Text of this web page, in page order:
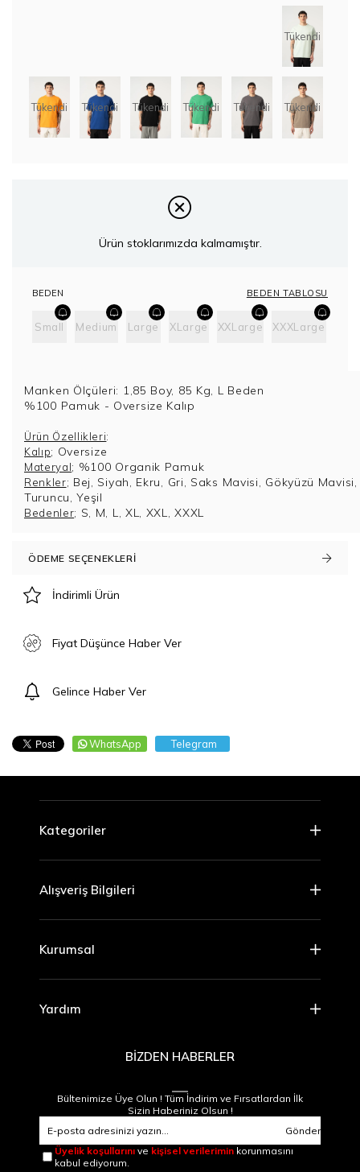
Tükendi
Tükendi Tükendi Tükendi Tükendi Tükendi Tükendi
Ürün stoklarımızda kalmamıştır.
BEDEN BEDEN TABLOSU
Small Medium Large XLarge XXLarge XXXLarge
Manken Ölçüleri: 1,85 Boy, 85 Kg, L Beden
%100 Pamuk - Oversize Kalıp
Ürün Özellikleri:
Kalıp; Oversize
Materyal; %100 Organik Pamuk
Renkler; Bej, Siyah, Ekru, Gri, Saks Mavisi, Gökyüzü Mavisi,
Turuncu, Yeşil
Bedenler; S, M, L, XL, XXL, XXXL
ÖDEME SEÇENEKLERI
İndirimli Ürün
Fiyat Düşünce Haber Ver
Gelince Haber Ver
WhatsApp Telegram
Kategoriler
Alışveriş Bilgileri
Kurumsal
Yardım
BİZDEN HABERLER
Bültenimize Üye Olun ! Tüm İndirim ve Fırsatlardan İlk
Sizin Haberiniz Olsun !
Gönder
Üyelik koşullarını ve kişisel verilerimin korunmasını
kabul ediyorum.